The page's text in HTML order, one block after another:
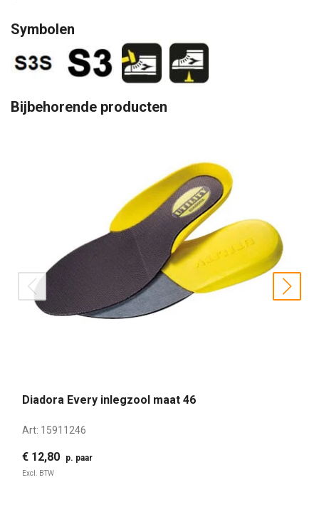
Symbolen
Bijbehorende producten
Diadora Every inlegzool maat 46
Art: 15911246
€ 12,80 p. paar
Excl. BTW
prev next